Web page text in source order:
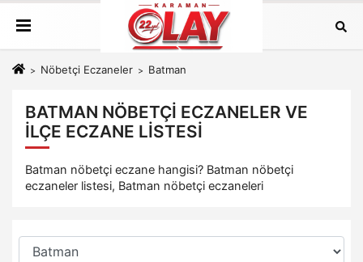
Nöbetçi Eczaneler Batman
BATMAN NÖBETÇI ECZANELER VE
İLÇE ECZANE LISTESI
Batman nöbetçi eczane hangisi? Batman nöbetçi
eczaneler listesi, Batman nöbetçi eczaneleri